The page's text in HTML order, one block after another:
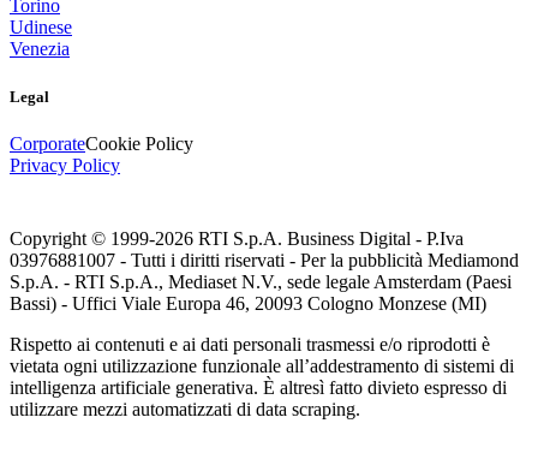
Torino
Udinese
Venezia
Legal
CorporateCookie Policy
Privacy Policy
Copyright © 1999-2026 RTI S.p.A. Business Digital - P.Iva
03976881007 - Tutti i diritti riservati - Per la pubblicità Mediamond
S.p.A. - RTI S.p.A., Mediaset N.V., sede legale Amsterdam (Paesi
Bassi) - Uffici Viale Europa 46, 20093 Cologno Monzese (MI)
Rispetto ai contenuti e ai dati personali trasmessi e/o riprodotti è
vietata ogni utilizzazione funzionale all’addestramento di sistemi di
intelligenza artificiale generativa. È altresì fatto divieto espresso di
utilizzare mezzi automatizzati di data scraping.